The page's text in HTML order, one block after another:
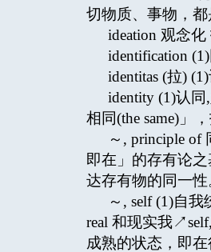
切物质、事物，
ideation 观念
identification
identitas (拉)
identity (1)认
相同(the same)」
～, principle
即在」的存有论
达存有物的同一性
～, self (1)自
real 和现实我
成熟的状态，即